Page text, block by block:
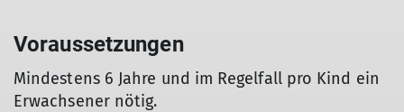
Voraussetzungen
Mindestens 6 Jahre und im Regelfall pro Kind ein
Erwachsener nötig.